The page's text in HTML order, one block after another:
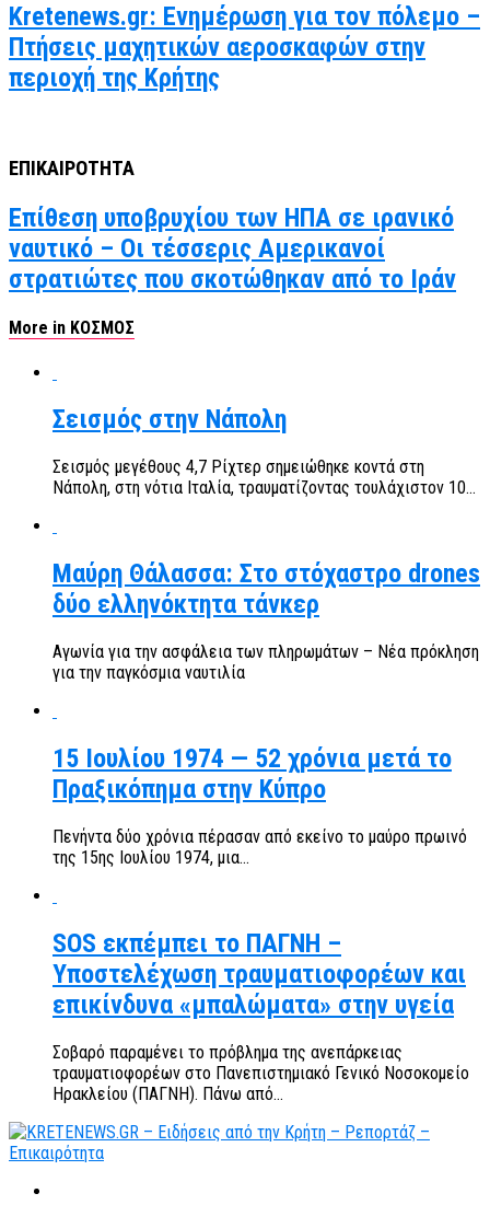
Kretenews.gr: Ενημέρωση για τον πόλεμο –
Πτήσεις μαχητικών αεροσκαφών στην
περιοχή της Κρήτης
ΕΠΙΚΑΙΡΟΤΗΤΑ
Επίθεση υποβρυχίου των ΗΠΑ σε ιρανικό
ναυτικό – Οι τέσσερις Αμερικανοί
στρατιώτες που σκοτώθηκαν από το Ιράν
More in ΚΟΣΜΟΣ
Σεισμός στην Νάπολη
Σεισμός μεγέθους 4,7 Ρίχτερ σημειώθηκε κοντά στη
Νάπολη, στη νότια Ιταλία, τραυματίζοντας τουλάχιστον 10...
Μαύρη Θάλασσα: Στο στόχαστρο drones
δύο ελληνόκτητα τάνκερ
Αγωνία για την ασφάλεια των πληρωμάτων – Νέα πρόκληση
για την παγκόσμια ναυτιλία
15 Ιουλίου 1974 — 52 χρόνια μετά το
Πραξικόπημα στην Κύπρο
Πενήντα δύο χρόνια πέρασαν από εκείνο το μαύρο πρωινό
της 15ης Ιουλίου 1974, μια...
SOS εκπέμπει το ΠΑΓΝΗ –
Υποστελέχωση τραυματιοφορέων και
επικίνδυνα «μπαλώματα» στην υγεία
Σοβαρό παραμένει το πρόβλημα της ανεπάρκειας
τραυματιοφορέων στο Πανεπιστημιακό Γενικό Νοσοκομείο
Ηρακλείου (ΠΑΓΝΗ). Πάνω από...